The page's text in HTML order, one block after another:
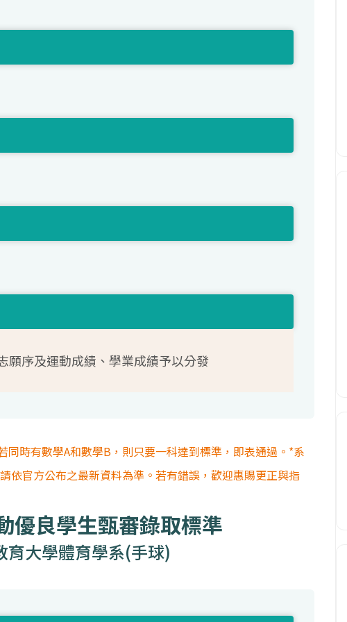
願序及運動成績、學業成績予以分發
時有數學A和數學B，則只要一科達到標準，即表通過。*系
依官方公布之最新資料為準。若有錯誤，歡迎惠賜更正與指
優良學生甄審錄取標準
育大學體育學系(手球)